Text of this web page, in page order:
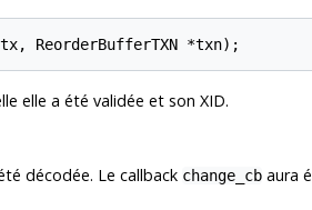
ReorderBufferTXN *txn);
elle a été validée et son XID.
décodée. Le callback change_cb aura